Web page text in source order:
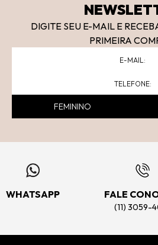
DIGITE SEU E-MAIL E
PRIMEIRA
FEMININO
WHATSAPP FALE
(11) 3059-